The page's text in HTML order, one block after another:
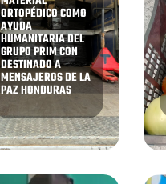
ORTOPÉDICO COMO
AYUDA
HUMANITARIA DEL
GRUPO PRIM CON
DESTINADO A
MENSAJEROS DE LA
PAZ HONDURAS